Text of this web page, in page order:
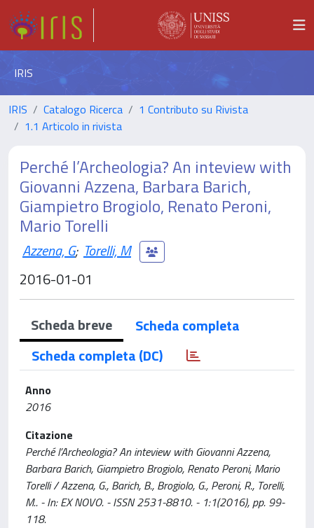
IRIS
IRIS Catalogo Ricerca
1 Contributo su Rivista
1.1 Articolo in rivista
Perché l’Archeologia? An inteview with
Giovanni Azzena, Barbara Barich,
Giampietro Brogiolo, Renato Peroni,
Mario Torelli
Azzena, G; Torelli, M
2016-01-01
Scheda breve
Scheda completa
Scheda completa (DC)
Anno
2016
Citazione
Perché l’Archeologia? An inteview with Giovanni Azzena,
Barbara Barich, Giampietro Brogiolo, Renato Peroni, Mario
Torelli / Azzena, G., Barich, B., Brogiolo, G., Peroni, R., Torelli,
M.. - In: EX NOVO. - ISSN 2531-8810. - 1:1(2016), pp. 99-
118.